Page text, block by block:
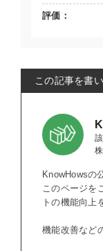
評価
この記事を書
KnowHowsの
このページを
トの機能向上
機能改善など